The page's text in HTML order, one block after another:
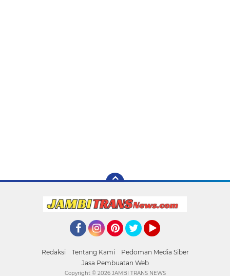
Redaksi Tentang Kami
Pedoman Media Siber
Jasa Pembuatan Web
Copyright © 2026 JAMBI TRANS NEWS